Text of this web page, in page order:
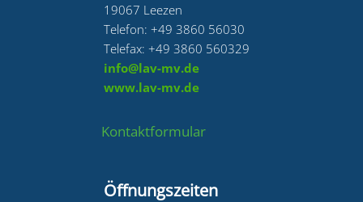
19067 Leezen
Telefon: +49 3860 56030
Telefax: +49 3860 560329
info@lav-mv.de
www.lav-mv.de
Kontaktformular
Öffnungszeiten